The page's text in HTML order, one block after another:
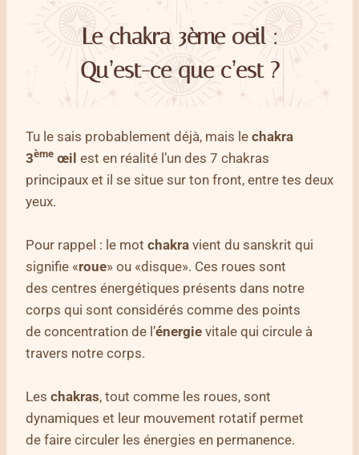
Le chakra 3ème oeil :
Qu’est-ce que c’est ?
Tu le sais probablement déjà, mais le chakra
3ème œil est en réalité l’un des 7 chakras
principaux et il se situe sur ton front, entre tes deux
yeux.
Pour rappel : le mot chakra vient du sanskrit qui
signifie «roue» ou «disque». Ces roues sont
des centres énergétiques présents dans notre
corps qui sont considérés comme des points
de concentration de l’énergie vitale qui circule à
travers notre corps.
Les chakras, tout comme les roues, sont
dynamiques et leur mouvement rotatif permet
de faire circuler les énergies en permanence.